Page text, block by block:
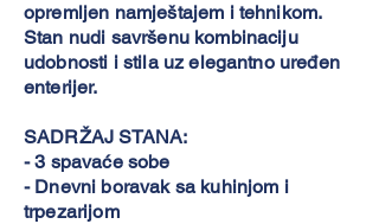
opremljen namještajem i tehnikom.
Stan nudi savršenu kombinaciju
udobnosti i stila uz elegantno uređen
enterijer.
SADRŽAJ STANA:
- 3 spavaće sobe
- Dnevni boravak sa kuhinjom i
trpezarijom